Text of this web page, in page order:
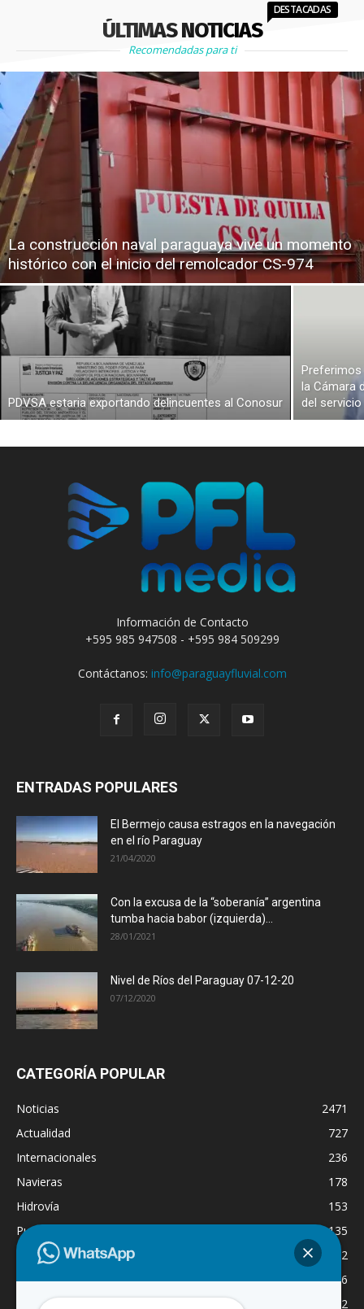
ÚLTIMAS NOTICIAS
DESTACADAS
Recomendadas para ti
La construcción naval paraguaya vive un momento
histórico con el inicio del remolcador CS-974
PDVSA estaria exportando delincuentes al Conosur
Preferimos
la Cámara
del
Información de Contacto
+595 985 947508 - +595 984 509299
Contáctanos: info@paraguayfluvial.com
ENTRADAS POPULARES
El Bermejo causa estragos en la navegación
en el río Paraguay
21/04/2020
Con la excusa de la “soberanía” argentina
tumba hacia babor (izquierda)...
28/01/2021
Nivel de Ríos del Paraguay 07-12-20
07/12/2020
CATEGORÍA POPULAR
Noticias
2471
Actualidad
727
Internacionales
236
Navieras
178
Hidrovía
153
Puertos
135
Economía
132
Nacionales
126
Dragado
122